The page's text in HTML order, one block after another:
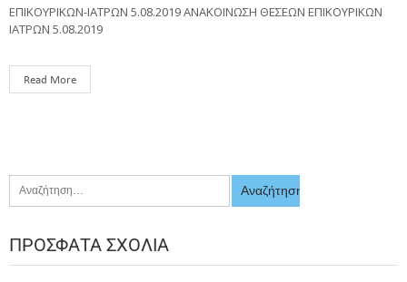
ΕΠΙΚΟΥΡΙΚΩΝ-ΙΑΤΡΩΝ 5.08.2019 ΑΝΑΚΟΙΝΩΣΗ ΘΕΣΕΩΝ ΕΠΙΚΟΥΡΙΚΩΝ
ΙΑΤΡΩΝ 5.08.2019
Read More
ΠΡΌΣΦΑΤΑ ΣΧΌΛΙΑ